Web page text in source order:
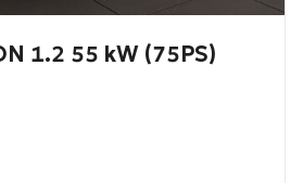
1.2 55 kW (75PS)